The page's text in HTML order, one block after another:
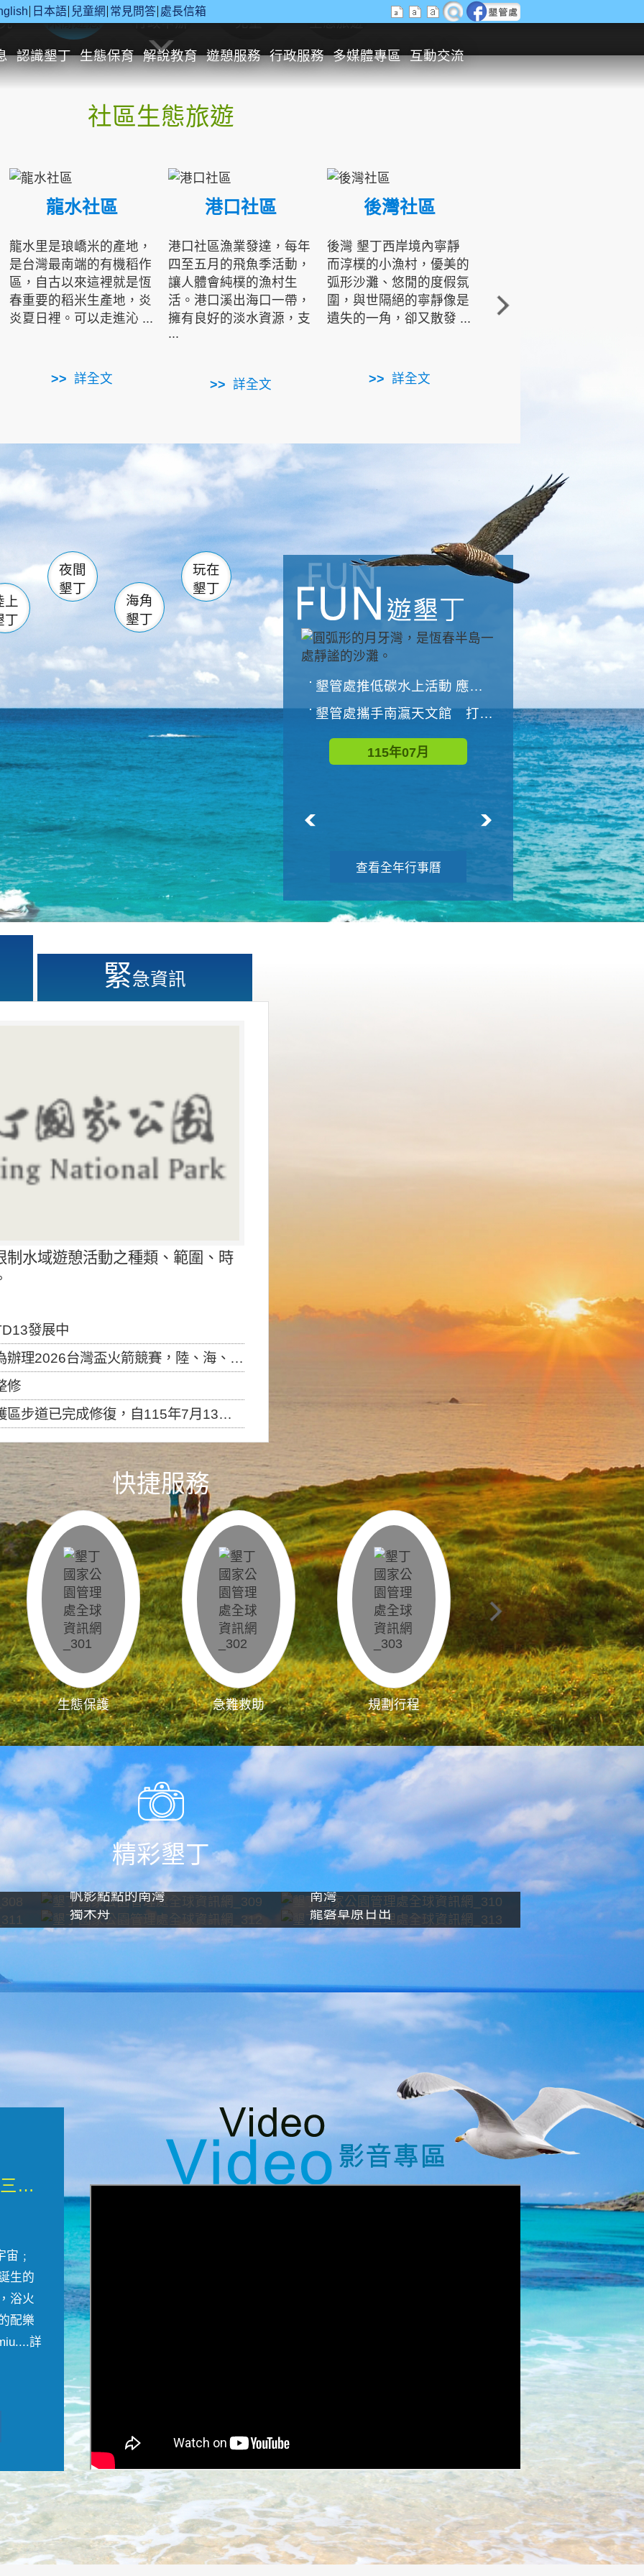
日本語 兒童網 常見問答 處長信箱
認識墾丁 生態保育 解說教育 遊憩服務 行政服務 多媒體專區 互動交流
休閒遊憩 行政申辦 兒童 生態旅遊
社區生態旅遊
龍水社區
龍水里是琅嶠米的產地，
是台灣最南端的有機稻作
區，自古以來這裡就是恆
春重要的稻米生產地，炎
炎夏日裡。可以走進沁 ...
詳全文
港口社區
港口社區漁業發達，每年
四至五月的飛魚季活動，
讓人體會純樸的漁村生
活。港口溪出海口一帶，
擁有良好的淡水資源，支
...
詳全文
後灣社區
後灣 墾丁西岸境內寧靜
而淳樸的小漁村，優美的
弧形沙灘、悠閒的度假氛
圍，與世隔絕的寧靜像是
遺失的一角，卻又散發 ...
詳全文
角的端點，冬季海浪拍打
著礁岸，旺盛的侵蝕作
南仁湖
滿州 佳樂水
森林遊樂區
墾管處遊客中心
社頂公園 風吹沙
船帆石 龍磐公園
香蕉灣 龍坑
鵝鑾鼻
上
丁
夜間
墾丁
海角
墾丁
玩在
墾丁
墾管處推低碳水上活動 應屆畢業生限額免費參加
墾管處攜手南瀛天文館 打造沉浸式天文探索營隊
115年07月
與國家公園有約-優游潮間
115年08月
查看全年行事曆
緊急資訊
水域遊憩活動之種類、範圍、時
發展中
盃火箭競賽，陸、海、空域警戒及協調相關事宜，因颱風備案事宜
修
，自115年7月13日（星期一）起恢復開放入園，歡迎民眾依規定申請入園....
快捷服務
生態保護 急難救助 規劃行程 影像直播
精彩墾丁
帆影點點的南灣
南灣
獨木舟
龍磐草原日出
微觀墾丁三部曲 重生....
﹔
生的
浴火
配樂
詳